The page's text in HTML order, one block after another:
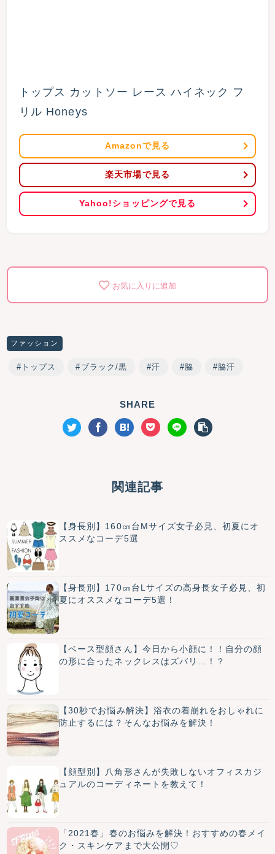
トップス カットソー レース ハイネック フ
リル Honeys
Amazonで見る
楽天市場で見る
Yahoo!ショッピングで見る
お気に入りに追加
ファッション
トップス ブラック/黒 汗 脇 脇汗
SHARE
関連記事
【身長別】160㎝台Mサイズ女子必見、初夏にオ
ススメなコーデ5選
【身長別】170㎝台Lサイズの高身長女子必見、初
夏にオススメなコーデ5選！
【ベース型顔さん】今日から小顔に！！自分の顔
の形に合ったネックレスはズバリ…！？
【30秒でお悩み解決】浴衣の着崩れをおしゃれに
防止するには？そんなお悩みを解決！
【顔型別】八角形さんが失敗しないオフィスカジ
ュアルのコーディネートを教えて！
「2021春」春のお悩みを解決！おすすめの春メイ
ク・スキンケアまで大公開♡